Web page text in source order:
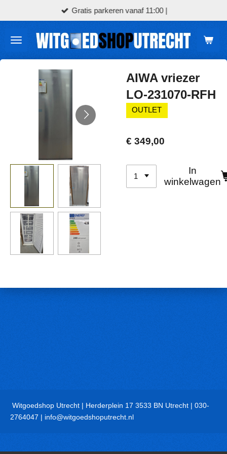
direct
naar
hoofdinhoud
Gratis parkeren vanaf 11:00 |
AIWA vriezer
LO-231070-RFH
OUTLET
€ 349,00
In
winkelwagen
Witgoedshop Utrecht | Herderplein 17 3533 BN Utrecht | 030-
2764047 | info@witgoedshoputrecht.nl